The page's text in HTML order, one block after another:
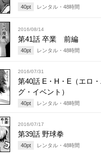
40pt レンタル・ 48時間
2016/08/14
第41話 卒業 前編
40pt レンタル・ 48時間
2016/07/31
第40話 E・H・E（エロ
グ・イベント）
40pt レンタル・ 48時間
2016/07/17
第39話 野球拳
40pt レンタル・ 48時間